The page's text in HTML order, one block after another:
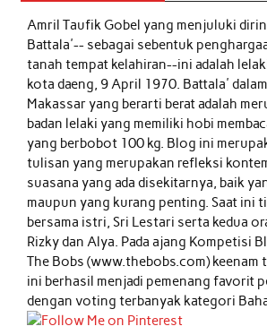
Amril Taufik Gobelyang menjuluki
Battala'-- sebagai sebentuk
tanah tempat kelahiran--ini adalah
kota daeng, 9 April 1970. Battala'
Makassar yang berarti berat adalah
badan lelaki yang memiliki hobi
yang berbobot 100 kg. Blog ini
tulisan yang merupakan refleksi
suasana yang ada disekitarnya, baik
maupun yang kurang penting. Saat ini
bersama istri, Sri Lestari serta kedua
Rizky dan Alya. Pada ajang Kompetisi
The Bobs (www.thebobs.com) keenam
ini berhasil menjadi pemenang favorit
dengan voting terbanyak kategori